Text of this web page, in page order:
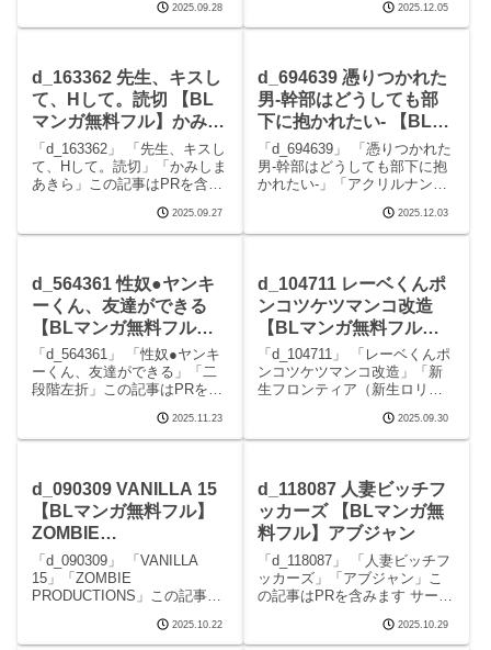
ガです。 続きを読むd_193390
リーマンラブホ男子会2の見ど
子会2 画像1リーマンラブホ
2025.09.28
生徒と2回目の見どころシーン
生徒と2回目 画像1生徒と2回
2025.12.05
d_163362 先生、キスし
て、Hして。読切 【BL
マンガ無料フル】かみし
まあきら
「d_163362」 「先生、キスし
て、Hして。読切」「かみしま
あきら」この記事はPRを含み
のエロマンガです。 続きを読
むd_163362 先生、キスして、
先生、キスして、Hして。読切
2025.09.27
d_694639 憑りつかれた
男-幹部はどうしても部
下に抱かれたい- 【BLマ
ンガ無料フル】アクリル
ナントカ
「d_694639」 「憑りつかれた
男-幹部はどうしても部下に抱
かれたい-」「アクリルナント
サークルアクリルナントカの
エロマンガです。 続きを読む
た
2025.12.03
d_564361 性奴●ヤンキ
ーくん、友達ができる
【BLマンガ無料フル】
二段階左折
「d_564361」 「性奴●ヤンキ
ーくん、友達ができる」「二
段階左折」この記事はPRを含
エロマンガです。 続きを読む
d_564361 性奴●ヤンキーく
達がで
2025.11.23
d_104711 レーベくんポ
ンコツケツマンコ改造
【BLマンガ無料フル】
新生フロンティア（新生
ロリショタ）
「d_104711」 「レーベくんポ
ンコツケツマンコ改造」「新
生フロンティア（新生ロリシ
ます サークル新生フロンティ
ア（新生ロリショタ）のエロ
d_104711 レーベくんポンコツ
ケツマンコ
2025.09.30
d_090309 VANILLA 15
【BLマンガ無料フル】
ZOMBIE
PRODUCTIONS
「d_090309」 「VANILLA
15」「ZOMBIE
PRODUCTIONS」この記事は
ZOMBIE PRODUCTIONSのエ
2025.10.22
d_118087 人妻ビッチフ
ッカーズ 【BLマンガ無
料フル】アブジャン
「d_118087」 「人妻ビッチフ
ッカーズ」「アブジャン」こ
の記事はPRを含みます サーク
す。 続きを読むd_118087 人妻
2025.10.29